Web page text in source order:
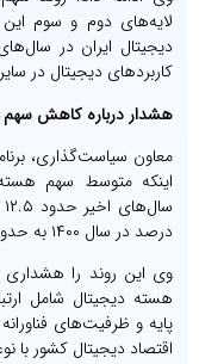
لایه‌های دوم و سوم
کاربردهای دیجیتال در
هشدار درباره کاهش سهم
معاون سیاست‌گذاری،
اینکه متوسط سهم
درصد در سال ۱۴۰۰ به حدود ۱۰ درصد در سال ۱۴۰۳ کاهش یافته است.
وی این روند را
هسته دیجیتال شامل
پایه و ظرفیت‌های
اقتصاد دیجیتال کشور